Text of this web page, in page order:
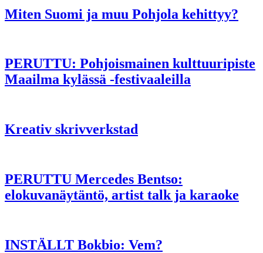
Miten Suomi ja muu Pohjola kehittyy?
PERUTTU: Pohjoismainen kulttuuripiste
Maailma kylässä -festivaaleilla
Kreativ skrivverkstad
PERUTTU Mercedes Bentso:
elokuvanäytäntö, artist talk ja karaoke
INSTÄLLT Bokbio: Vem?